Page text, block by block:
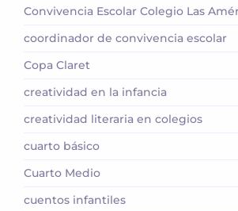
Convivencia Escolar Colegio Las
coordinador de convivencia escolar
Copa Claret
creatividad en la infancia
creatividad literaria en colegios
cuarto básico
Cuarto Medio
cuentos infantiles